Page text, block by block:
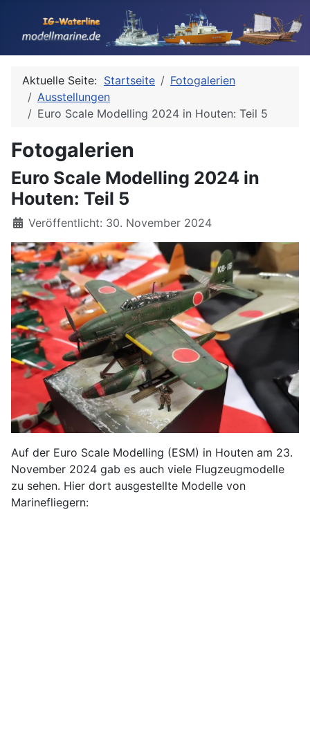
Aktuelle Seite: Startseite
Fotogalerien
Ausstellungen
Euro Scale Modelling 2024 in Houten: Teil 5
Fotogalerien
Euro Scale Modelling 2024 in
Houten: Teil 5
Details
Veröffentlicht: 30. November 2024
Auf der Euro Scale Modelling (ESM) in Houten am 23.
November 2024 gab es auch viele Flugzeugmodelle
zu sehen. Hier dort ausgestellte Modelle von
Marinefliegern: